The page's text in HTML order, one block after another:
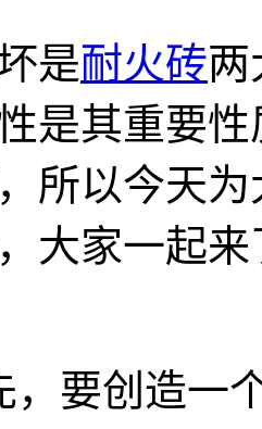
是耐火砖两
是其重要
所以今天
大家一起
创造一个